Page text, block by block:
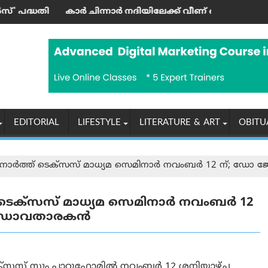
ഉദ്ഘാടനം ചെയ്തു
ചിന്നാര്‍ നദിയിലേക്ക് വീണ് ഒരാള്‍ മരിച്ചു; മൂന്നു പേര്‍ക്ക്
EDITORIAL LIFESTYLE LITERATURE & ART
ടെക്സസ് മാധ്യമ സെമിനാർ നവംബർ 12 ന്; ഡോ
മാധ്യമ സെമിനാർ നവംബർ 12